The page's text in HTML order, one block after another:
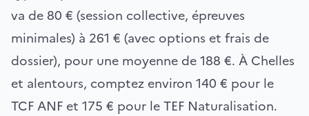
va de 80 € (session collective, épreuves
minimales) à 261 € (avec options et frais de
dossier), pour une moyenne de 188 €. À Chelles
et alentours, comptez environ 140 € pour le
TCF ANF et 175 € pour le TEF Naturalisation.